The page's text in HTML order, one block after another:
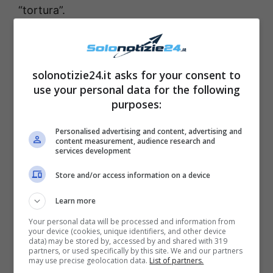
“tortura”.
Leggi anche ->Amici, conoscete l’ex
c’era prima di Daddy FOTO
solonotizie24.it asks for your consent to
use your personal data for the following
purposes:
Personalised advertising and content, advertising and
content measurement, audience research and
services development
Store and/or access information on a device
Learn more
Your personal data will be processed and information from
your device (cookies, unique identifiers, and other device
data) may be stored by, accessed by and shared with 319
partners, or used specifically by this site. We and our partners
may use precise geolocation data. List of partners.